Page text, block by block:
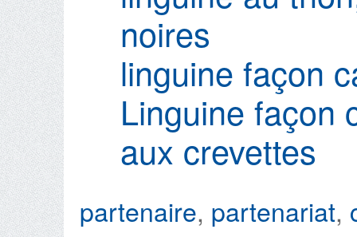
noires
linguine façon
Linguine façon
aux crevettes
partenaire, partenariat,